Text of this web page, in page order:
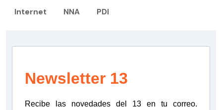
Internet NNA PDI
Newsletter 13
Recibe las novedades del 13 en tu correo.